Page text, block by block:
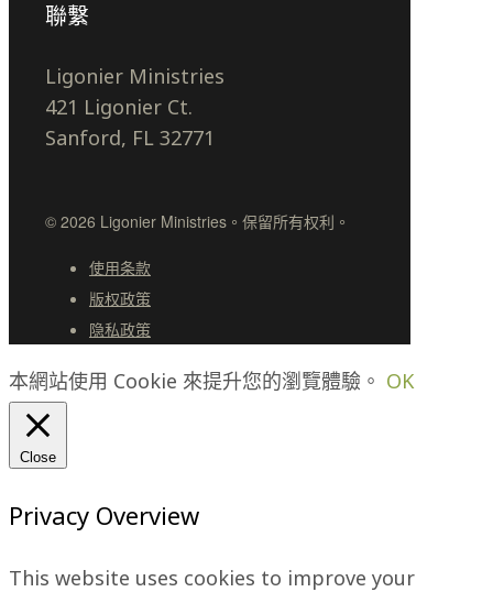
聯繫
Ligonier Ministries
421 Ligonier Ct.
Sanford, FL 32771
© 2026 Ligonier Ministries。保留所有权利。
使用条款
版权政策
隐私政策
本網站使用 Cookie 來提升您的瀏覽體驗。 OK
Close
Privacy Overview
This website uses cookies to improve your